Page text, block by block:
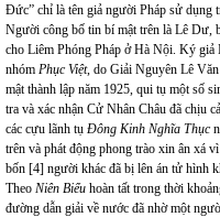
Đức” chỉ là tên giả người Pháp sử dụng
Người công bố tin bí mật trên là Lê Dư,
cho Liêm Phóng Pháp ở Hà Nội. Ký
nhóm Phục Việt, do Giải Nguyên Lê
mật thành lập năm 1925, qui tụ một số
tra và xác nhận Cử Nhân Châu đã chịu
các cựu lãnh tụ Đông Kinh Nghĩa Thục
trên và phát động phong trào xin ân xá
bốn [4] người khác đã bị lên án tử hình
Theo Niên Biểu hoàn tất trong thời
đường dẫn giải về nước đã nhờ một